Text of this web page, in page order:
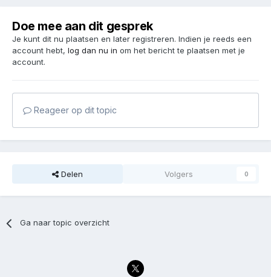
Doe mee aan dit gesprek
Je kunt dit nu plaatsen en later registreren. Indien je reeds een
account hebt, log dan nu in om het bericht te plaatsen met je
account.
Reageer op dit topic
Delen Volgers 0
Ga naar topic overzicht